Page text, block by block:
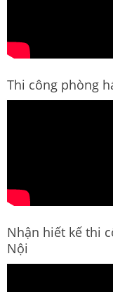
Thi công phòng
Nhận hiết kế thi
Nội